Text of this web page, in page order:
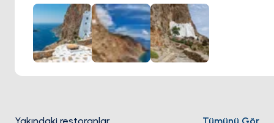
manzarasının nefes kesen manzarasının keyfini
çıkarabilirler.